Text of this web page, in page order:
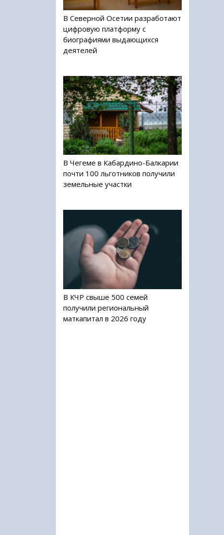
В Северной Осетии разработают
цифровую платформу с
биографиями выдающихся
деятелей
В Чегеме в Кабардино-Балкарии
почти 100 льготников получили
земельные участки
В КЧР свыше 500 семей
получили региональный
маткапитал в 2026 году